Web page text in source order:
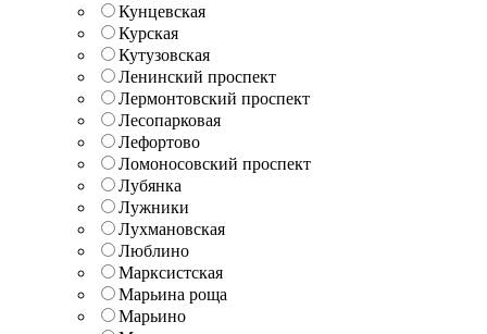
Кунцевская
Курская
Кутузовская
Ленинский проспект
Лермонтовский проспект
Лесопарковая
Лефортово
Ломоносовский проспект
Лубянка
Лужники
Лухмановская
Люблино
Марксистская
Марьина роща
Марьино